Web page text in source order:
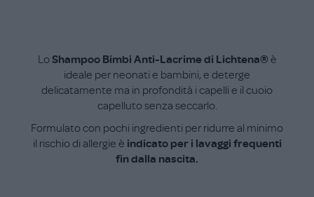
LoShampoo Bimbi Anti-Lacrime di Lichtena® è
ideale per neonati e bambini, e deterge
delicatamente ma in profondità i capelli e il cuoio
capelluto senza seccarlo.
Formulato con pochi ingredienti per ridurre al minimo
il rischio di allergie è indicato per i lavaggi frequenti
fin dalla nascita.